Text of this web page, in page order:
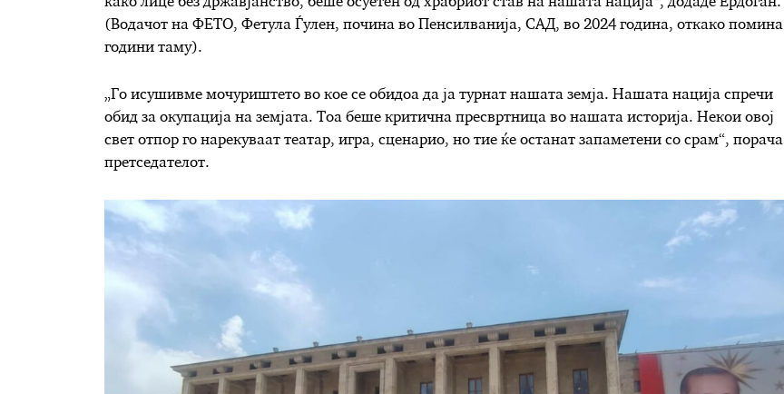
(Водачот на ФЕТО, Фетула Ѓулен, почина во Пенсилванија, САД, во 2024 година, откако помина
години таму).
„Го исушивме мочуриштето во кое се обидоа да ја турнат нашата земја. Нашата нација спречи
обид за окупација на земјата. Тоа беше критична пресвртница во нашата историја. Некои овој
свет отпор го нарекуваат театар, игра, сценарио, но тие ќе останат запаметени со срам“, порача
претседателот.